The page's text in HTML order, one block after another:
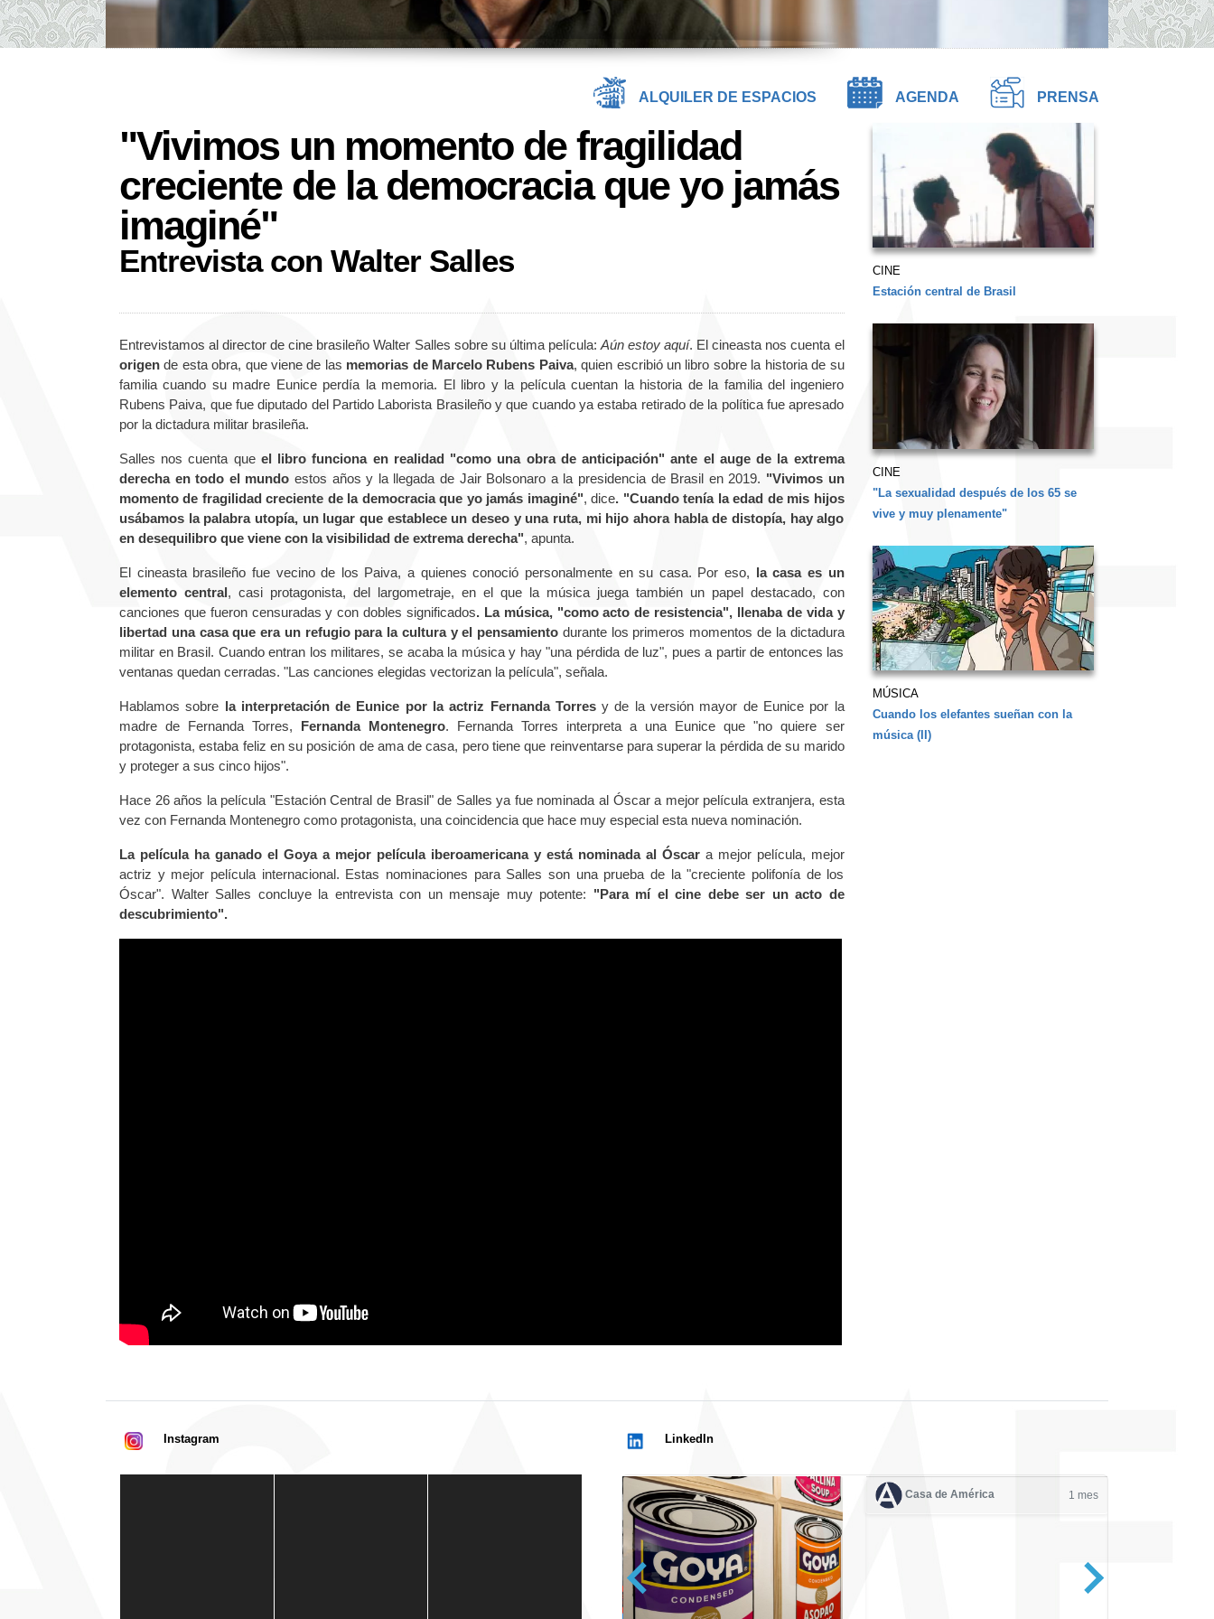
ALQUILER DE ESPACIOS AGENDA PRENSA
"Vivimos un momento de fragilidad
creciente de la democracia que yo jamás
imaginé"
Entrevista con Walter Salles
Entrevistamos al director de cine brasileño Walter Salles sobre su última película: Aún estoy aquí. El cineasta nos cuenta el
origende esta obra, que viene de las memorias de Marcelo Rubens Paiva, quien escribió un libro sobre la historia de su
familia cuando su madre Eunice perdía la memoria. El libro y la película cuentan la historia de la familia del ingeniero
Rubens Paiva, que fue diputado del Partido Laborista Brasileño y que cuando ya estaba retirado de la política fue apresado
por la dictadura militar brasileña.
Salles nos cuenta queel libro funciona en realidad "como una obra de anticipación" ante el auge de la extrema
derecha en todo el mundo estos años y la llegada de Jair Bolsonaro a la presidencia de Brasil en 2019. "Vivimos un
momento de fragilidad creciente de la democracia que yo jamás imaginé", dice. "Cuando tenía la edad de mis hijos
usábamos la palabra utopía, un lugar que establece un deseo y una ruta, mi hijo ahora habla de distopía, hay algo
en desequilibro que viene con la visibilidad de extrema derecha", apunta.
El cineasta brasileño fue vecino de los Paiva, a quienes conoció personalmente en su casa. Por eso, la casa es un
elemento central, casi protagonista, del largometraje, en el que la música juega también un papel destacado, con
canciones que fueron censuradas y con dobles significados. La música, "como acto de resistencia", llenaba de vida y
libertad una casa que era un refugio para la cultura y el pensamiento durante los primeros momentos de la dictadura
militar en Brasil. Cuando entran los militares, se acaba la música y hay "una pérdida de luz", pues a partir de entonces las
ventanas quedan cerradas. "Las canciones elegidas vectorizan la película", señala.
Hablamos sobre la interpretación de Eunice por la actriz Fernanda Torresy de la versión mayor de Eunice por la
madre de Fernanda Torres, Fernanda Montenegro. Fernanda Torres interpreta a una Eunice que "no quiere ser
protagonista, estaba feliz en su posición de ama de casa, pero tiene que reinventarse para superar la pérdida de su marido
y proteger a sus cinco hijos".
Hace 26 años la película "Estación Central de Brasil" de Salles ya fue nominada al Óscar a mejor película extranjera, esta
vez con Fernanda Montenegro como protagonista, una coincidencia que hace muy especial esta nueva nominación.
La película ha ganado el Goya a mejor película iberoamericana y está nominada al Óscara mejor película, mejor
actriz y mejor película internacional. Estas nominaciones para Salles son una prueba de la "creciente polifonía de los
Óscar". Walter Salles concluye la entrevista con un mensaje muy potente: "Para mí el cine debe ser un acto de
descubrimiento".
CINE
Estación central de Brasil
CINE
"La sexualidad después de los 65 se
vive y muy plenamente"
MÚSICA
Cuando los elefantes sueñan con la
música (II)
Instagram LinkedIn
Casa de América 1 mes